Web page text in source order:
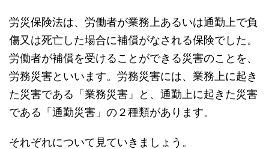
労災保険法は、労働者が業務上あるいは通勤上で負
傷又は死亡した場合に補償がなされる保険でした。
労働者が補償を受けることができる災害のことを、
労務災害といいます。労務災害には、業務上に起き
た災害である「業務災害」と、通勤上に起きた災害
である「通勤災害」の２種類があります。
それぞれについて見ていきましょう。